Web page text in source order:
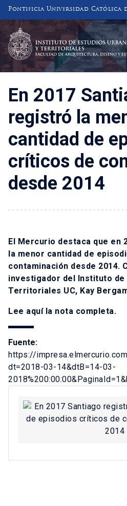
Pontificia Universidad Católica
INSTITUTO DE
Y TERRITORIALES
FACULTAD DE ARQUITECTURA,
En 2017
registró la
cantidad de
críticos de
desde 2014
El Mercurio destaca que en
la menor cantidad de
contaminación desde 2014.
investigador del Instituto de
Territoriales UC, Kay
Lee aquíla nota completa.
Fuente:
https://
dt=2018-03-14&dtB=14-03-